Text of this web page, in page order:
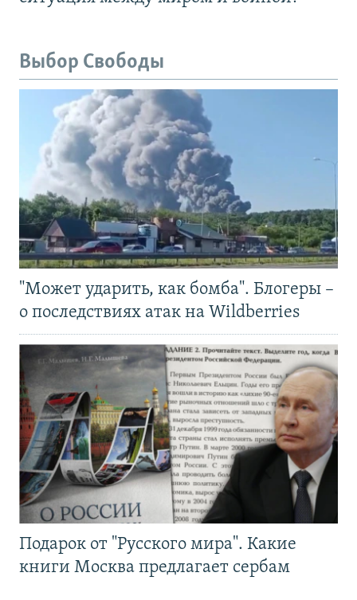
Выбор Свободы
"Может ударить, как бомба". Блогеры –
о последствиях атак на Wildberries
Подарок от "Русского мира". Какие
книги Москва предлагает сербам